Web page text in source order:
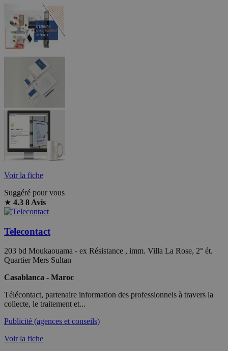
Voir la fiche
Suggéré pour vous
★ 4.3 8 Avis
Telecontact
203 bd Moukaouama - ex Résistance , imm. Villa La Rose, 2° ét.
Quartier Mers Sultan
Casablanca - Maroc
Télécontact, partenaire information des professionnels à travers la
collecte, le traitement et...
Publicité (agences et conseils)
Voir la fiche